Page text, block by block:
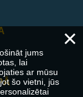
×
jums
lai
ar mūsu
šo vietni, jūs